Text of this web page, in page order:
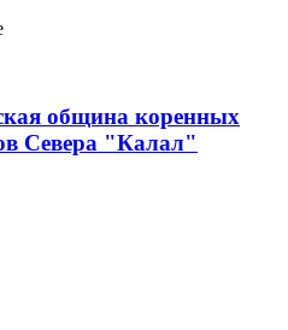
община коренных
Севера "Калал"